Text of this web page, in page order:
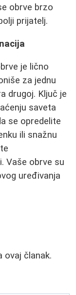
obrve brzo
prijatelj.
je lično
za jednu
drugoj. Ključ je
saveta
se opredelite
ili snažnu
Vaše obrve su
uređivanja
ovaj članak.